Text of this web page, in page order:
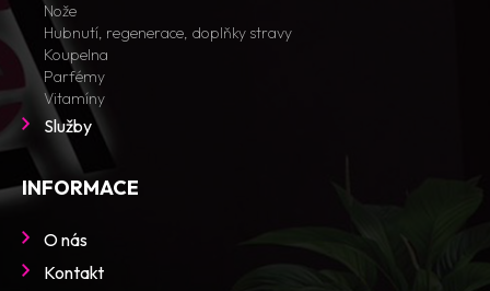
Nože
Hubnutí, regenerace, doplňky stravy
Koupelna
Parfémy
Vitamíny
Služby
INFORMACE
O nás
Kontakt